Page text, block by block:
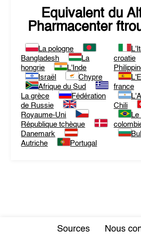
Equivalent du
Pharmacenter
La pologne
Bangladesh
La
hongrie
L'Inde
Israël
Chypre
Afrique du Sud
La grèce
Fédération
de Russie
Royaume-Uni
République tchèque
Danemark
Autriche
Portugal
croatie
france
Chili
Le
Sources Nous